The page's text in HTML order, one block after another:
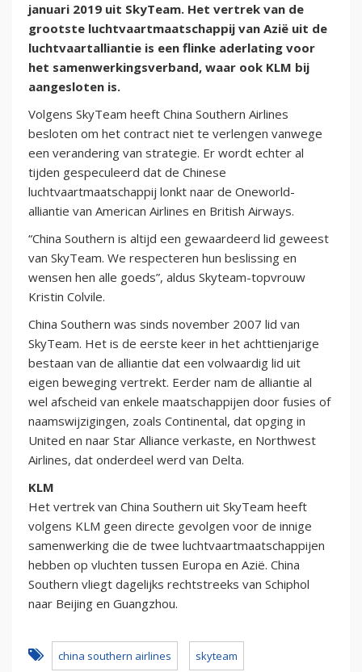
januari 2019 uit SkyTeam. Het vertrek van de
grootste luchtvaartmaatschappij van Azië uit de
luchtvaartalliantie is een flinke aderlating voor
het samenwerkingsverband, waar ook KLM bij
aangesloten is.
Volgens SkyTeam heeft China Southern Airlines
besloten om het contract niet te verlengen vanwege
een verandering van strategie. Er wordt echter al
tijden gespeculeerd dat de Chinese
luchtvaartmaatschappij lonkt naar de Oneworld-
alliantie van American Airlines en British Airways.
“China Southern is altijd een gewaardeerd lid geweest
van SkyTeam. We respecteren hun beslissing en
wensen hen alle goeds”, aldus Skyteam-topvrouw
Kristin Colvile.
China Southern was sinds november 2007 lid van
SkyTeam. Het is de eerste keer in het achttienjarige
bestaan van de alliantie dat een volwaardig lid uit
eigen beweging vertrekt. Eerder nam de alliantie al
wel afscheid van enkele maatschappijen door fusies of
naamswijzigingen, zoals Continental, dat opging in
United en naar Star Alliance verkaste, en Northwest
Airlines, dat onderdeel werd van Delta.
KLM
Het vertrek van China Southern uit SkyTeam heeft
volgens KLM geen directe gevolgen voor de innige
samenwerking die de twee luchtvaartmaatschappijen
hebben op vluchten tussen Europa en Azië. China
Southern vliegt dagelijks rechtstreeks van Schiphol
naar Beijing en Guangzhou.
china southern airlines skyteam